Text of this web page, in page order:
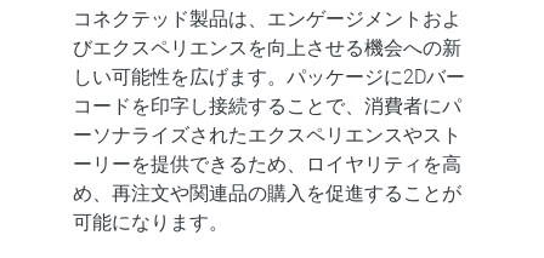
コネクテッド製品は、エンゲージメントおよ
びエクスペリエンスを向上させる機会への新
しい可能性を広げます。パッケージに2Dバー
コードを印字し接続することで、消費者にパ
ーソナライズされたエクスペリエンスやスト
ーリーを提供できるため、ロイヤリティを高
め、再注文や関連品の購入を促進することが
可能になります。